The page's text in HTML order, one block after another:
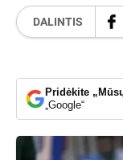
DALINTIS
Pridėkite
„Google“